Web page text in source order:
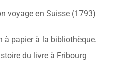
voyage en Suisse (1793)
à papier à la bibliothèque.
du livre à Fribourg